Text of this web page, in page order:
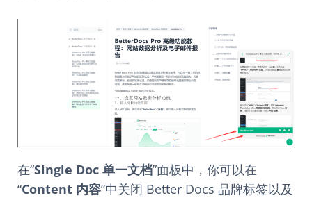
在“Single Doc 单一文档”面板中，你可以在
“Content 内容”中关闭 Better Docs 品牌标签以及